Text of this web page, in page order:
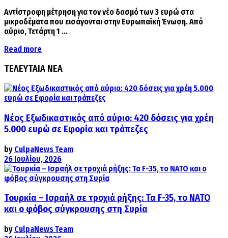
Αντίστροφη μέτρηση για τον νέο δασμό των 3 ευρώ στα
μικροδέματα που εισάγονται στην Ευρωπαϊκή Ένωση. Από
αύριο, Τετάρτη 1 ...
Read more
ΤΕΛΕΥΤΑΙΑ ΝΕΑ
Νέος Εξωδικαστικός από αύριο: 420 δόσεις για χρέη
5.000 ευρώ σε Εφορία και τράπεζες
by CulpaNews Team
26 Ιουλίου, 2026
Τουρκία – Ισραήλ σε τροχιά ρήξης: Τα F-35, το ΝΑΤΟ
και ο φόβος σύγκρουσης στη Συρία
by CulpaNews Team